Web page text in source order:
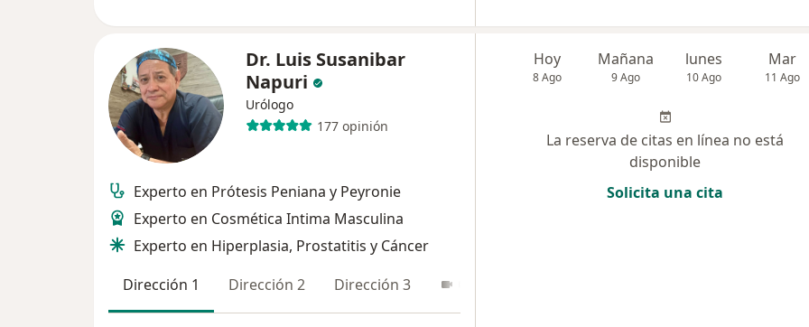
Dr. Luis Susanibar
Napuri
Urólogo
177 opinión
Experto en Prótesis Peniana y Peyronie
Experto en Cosmética Intima Masculina
Experto en Hiperplasia, Prostatitis y Cáncer
Dirección 1
Dirección 2 Dirección 3
Hoy
8 Ago
Mañana
9 Ago
lunes
10 Ago
Mar
11 Ago
La reserva de citas en línea no está
disponible
Solicita una cita